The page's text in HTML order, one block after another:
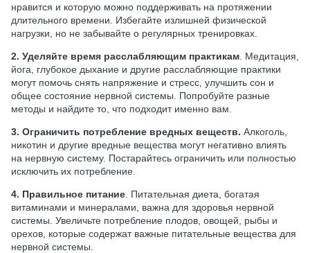
нравится и которую можно поддерживать на протяжении
длительного времени. Избегайте излишней физической
нагрузки, но не забывайте о регулярных тренировках.
2. Уделяйте время расслабляющим практикам . Медитация,
йога, глубокое дыхание и другие расслабляющие практики
могут помочь снять напряжение и стресс, улучшить сон и
общее состояние нервной системы. Попробуйте разные
методы и найдите то, что подходит именно вам.
3. Ограничить потребление вредных веществ. Алкоголь,
никотин и другие вредные вещества могут негативно влиять
на нервную систему. Постарайтесь ограничить или полностью
исключить их потребление.
4. Правильное питание . Питательная диета, богатая
витаминами и минералами, важна для здоровья нервной
системы. Увеличьте потребление плодов, овощей, рыбы и
орехов, которые содержат важные питательные вещества для
нервной системы.